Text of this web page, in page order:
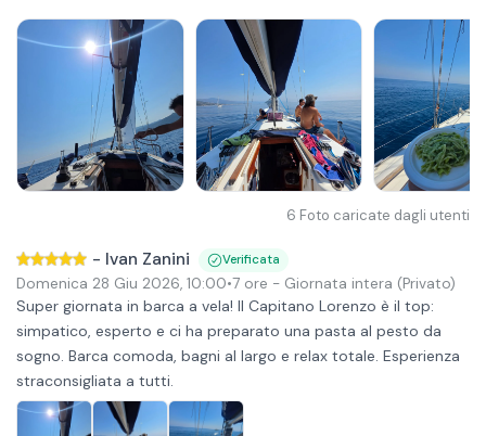
6 Foto caricate dagli utenti
- Ivan Zanini Verificata
Domenica 28 Giu 2026, 10:00•7 ore - Giornata intera (Privato)
Super giornata in barca a vela! Il Capitano Lorenzo è il top:
simpatico, esperto e ci ha preparato una pasta al pesto da
sogno. Barca comoda, bagni al largo e relax totale. Esperienza
straconsigliata a tutti.